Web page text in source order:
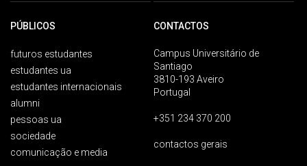
PÚBLICOS
futuros estudantes
estudantes ua
estudantes internacionais
alumni
pessoas ua
sociedade
comunicação e media
CONTACTOS
Campus Universitário de
Santiago
3810-193 Aveiro
Portugal
+351 234 370 200
contactos gerais